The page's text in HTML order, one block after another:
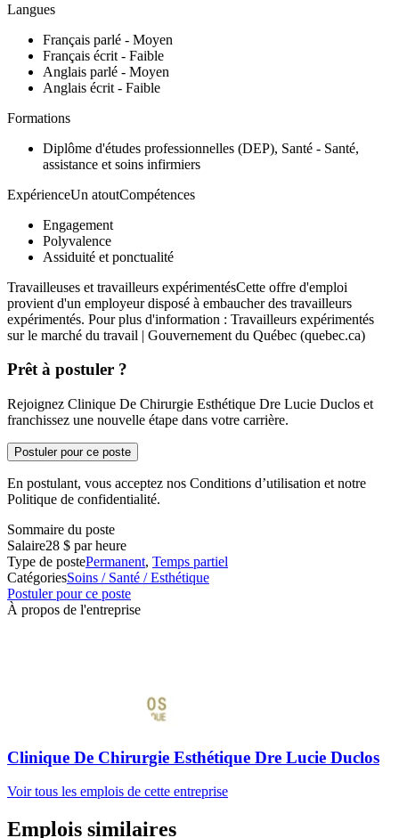
Langues
Français parlé - Moyen
Français écrit - Faible
Anglais parlé - Moyen
Anglais écrit - Faible
Formations
Diplôme d'études professionnelles (DEP), Santé - Santé,
assistance et soins infirmiers
ExpérienceUn atoutCompétences
Engagement
Polyvalence
Assiduité et ponctualité
Travailleuses et travailleurs expérimentésCette offre d'emploi
provient d'un employeur disposé à embaucher des travailleurs
expérimentés. Pour plus d'information : Travailleurs expérimentés
sur le marché du travail | Gouvernement du Québec (quebec.ca)
Prêt à postuler ?
Rejoignez Clinique De Chirurgie Esthétique Dre Lucie Duclos et
franchissez une nouvelle étape dans votre carrière.
Postuler pour ce poste
En postulant, vous acceptez nos Conditions d’utilisation et notre
Politique de confidentialité.
Sommaire du poste
Salaire28 $ par heure
Type de postePermanent, Temps partiel
CatégoriesSoins / Santé / Esthétique
Postuler pour ce poste
À propos de l'entreprise
Clinique De Chirurgie Esthétique Dre Lucie Duclos
Voir tous les emplois de cette entreprise
Emplois similaires